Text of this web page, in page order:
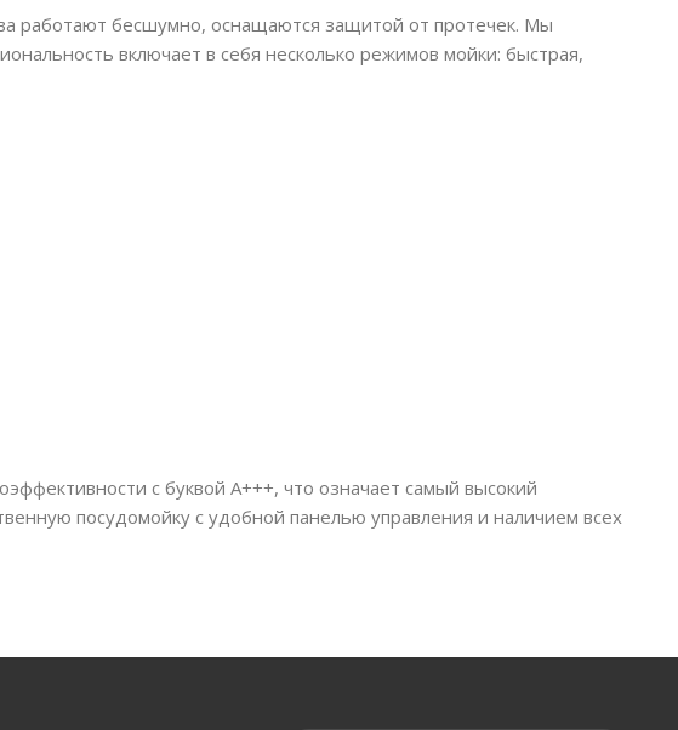
работают бесшумно, оснащаются защитой от протечек. Мы
включает в себя несколько режимов мойки: быстрая,
с буквой А+++, что означает самый высокий
посудомойку с удобной панелью управления и наличием всех